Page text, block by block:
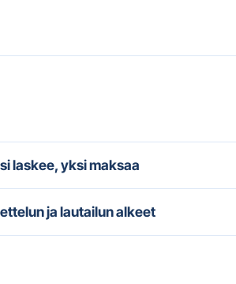
laskee, yksi maksaa
ja lautailun alkeet